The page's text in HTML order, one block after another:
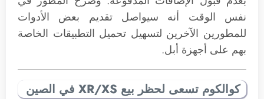
نفس الوقت أنه سيواصل تقديم بعض الأدوات
للمطورين الآخرين لتسهيل تحميل التطبيقات الخاصة
بهم على أجهزة أبل.
كوالكوم تسعى لحظر بيع XR/XS في الصين